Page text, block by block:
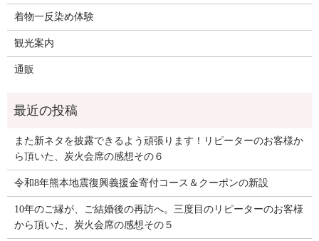
着物一反染め体験
観光案内
通販
また新ネタを披露できるよう頑張ります！リピーターのお客様か
ら頂いた、炭火会席の感想その６
令和8年熊本地震復興義援金寄付コース＆クーポンの新設
10年のご縁が、ご結婚後の再訪へ。三度目のリピーターのお客様
から頂いた、炭火会席の感想その５